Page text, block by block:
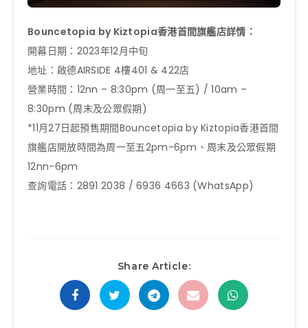
Bouncetopia by Kiztopia香港首間旗艦店詳情：
開幕日期：2023年12月中旬
地址：啟德AIRSIDE 4樓401 & 422店
營業時間：12nn – 8:30pm (周一至五) / 10am –
8:30pm (周末及公眾假期)
*11月27日起預售期間Bouncetopia by Kiztopia香港首間
旗艦店開放時間為周一至五2pm-6pm、周末及公眾假期
12nn-6pm
查詢電話：2891 2038 / 6936 4663 (WhatsApp)
Share Article: